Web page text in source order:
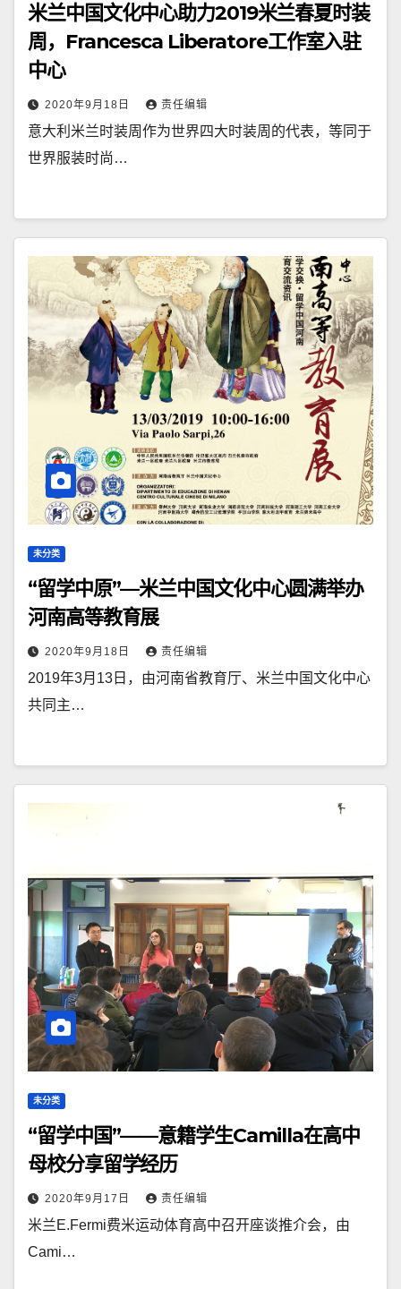
米兰中国文化中心助力2019米兰春夏时装
周，Francesca Liberatore工作室入驻
中心
2020年9月18日 责任编辑
意大利米兰时装周作为世界四大时装周的代表，等同于
世界服装时尚…
未分类
“留学中原”—米兰中国文化中心圆满举办
河南高等教育展
2020年9月18日 责任编辑
2019年3月13日，由河南省教育厅、米兰中国文化中心
共同主…
未分类
“留学中国”——意籍学生Camilla在高中
母校分享留学经历
2020年9月17日 责任编辑
米兰E.Fermi费米运动体育高中召开座谈推介会，由
Cami…